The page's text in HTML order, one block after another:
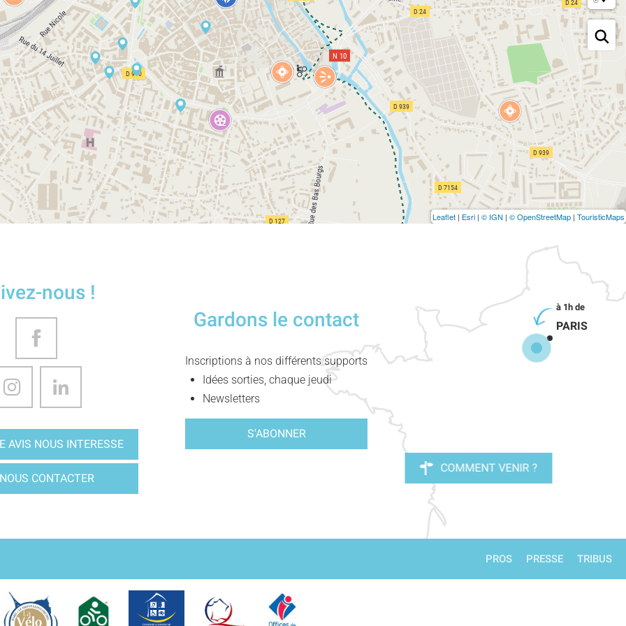
Leaflet | Esri | © IGN | © OpenStreetMap | TouristicMaps
nous !
AVIS NOUS INTERESSE
NOUS CONTACTER
Gardons le contact
Inscriptions à nos différents supports
Idées sorties, chaque jeudi
Newsletters
S'ABONNER
PARIS
COMMENT VENIR ?
PROS PRESSE TRIBUS